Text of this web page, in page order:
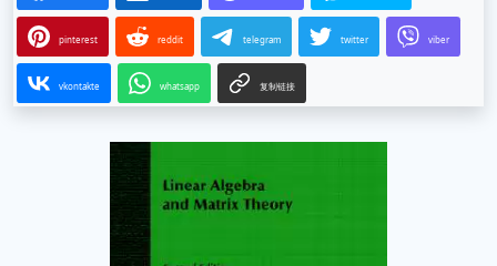
pinterest reddit telegram twitter viber
vkontakte whatsapp 复制链接